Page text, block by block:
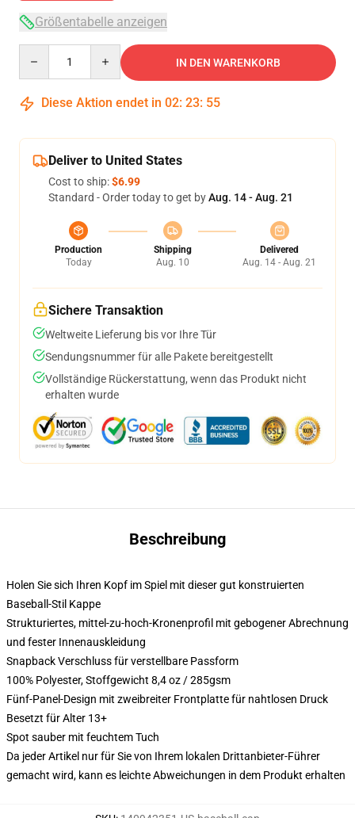
Größentabelle anzeigen
IN DEN WARENKORB
Diese Aktion endet in 02: 23: 54
Deliver to United States
Cost to ship:$6.99
Standard - Order today to get byAug. 14 - Aug. 21
Production
Today
Shipping
Aug. 10
Delivered
Aug. 14 - Aug. 21
Sichere Transaktion
Weltweite Lieferung bis vor Ihre Tür
Sendungsnummer für alle Pakete bereitgestellt
Vollständige Rückerstattung, wenn das Produkt nicht
erhalten wurde
Beschreibung
Holen Sie sich Ihren Kopf im Spiel mit dieser gut konstruierten
Baseball-Stil Kappe
Strukturiertes, mittel-zu-hoch-Kronenprofil mit gebogener Abrechnung
und fester Innenauskleidung
Snapback Verschluss für verstellbare Passform
100% Polyester, Stoffgewicht 8,4 oz / 285gsm
Fünf-Panel-Design mit zweibreiter Frontplatte für nahtlosen Druck
Besetzt für Alter 13+
Spot sauber mit feuchtem Tuch
Da jeder Artikel nur für Sie von Ihrem lokalen Drittanbieter-Führer
gemacht wird, kann es leichte Abweichungen in dem Produkt erhalten